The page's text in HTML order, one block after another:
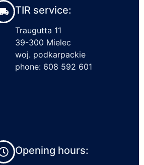
TIR service:
Traugutta 11
39-300 Mielec
woj. podkarpackie
phone: 608 592 601
Opening hours: